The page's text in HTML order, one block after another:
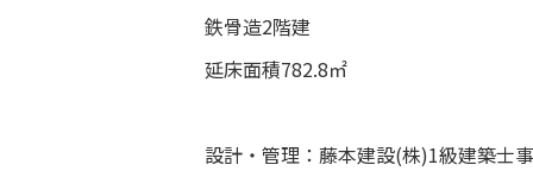
鉄骨造2階建
延床面積782.8㎡
設計・管理：藤本建設(株)1級建築士